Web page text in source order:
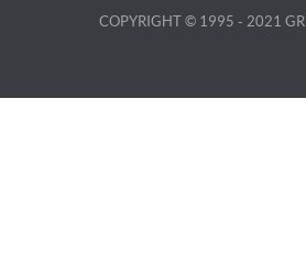
COPYRIGHT © 1995 - 2021